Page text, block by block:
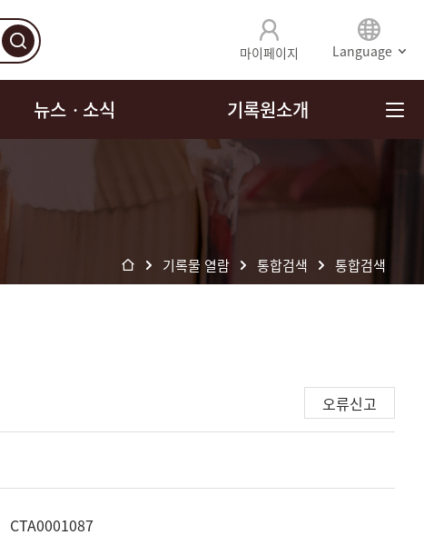
마이페이지 Language
뉴스ㆍ소식 기록원소개
기록물 열람 통합검색 통합검색
오류신고
CTA0001087